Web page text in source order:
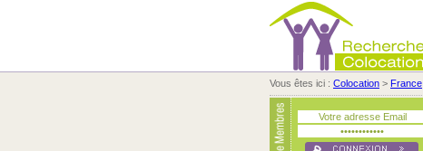
Vous êtes ici : Colocation > France